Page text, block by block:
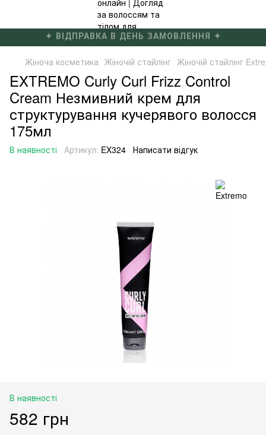
✦ БЕЗКОШТОВНА ДОСТАВКА ВІД 4000 ГРН ✦
Жіноча косметика Жіночій стайлінг Жіночій стайлінг
EXTREMO Curly Curl Frizz Control
Cream Незмивний крем для
структурування кучерявого волосся
175мл
В наявності Артикул: EX324 Написати відгук
В наявності
582 грн